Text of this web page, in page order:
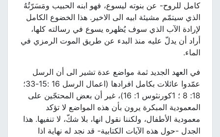
كامل للروح- عن بنوته ليسوع، فهو ابنه الحبيب ومَسَرّتُهُ
الذي سيتمّم مشيئة ابيه الى الاخير. هذا الخضوع الكامل
لإرادة الآب الذي سوف يُظهره يسوع في رسالته كلها،
أراد أن يدلّ عليه منذ البدء عن طريق الموت الرمزي في
الماء.
في العهد الجديد ثمة مواضع عدة تشير الى أن الرسل
عمّدوا عائلات بكامل افرادها (اعمال الرسل 16 :15-33؛
18: 8 ؛ 1كورنثوس 1: 16)، غير أن بعض المحتجّين على
المعمودية المبكرة يرون بأن هذه المواضع لا تؤكد
معمودية الأطفال، ولكننا نقول انها، بلا شكّ، لا تنفيها. هذا
الجدل -حول هذه الآيات الكتابية- قد نجد له نهاية اذا